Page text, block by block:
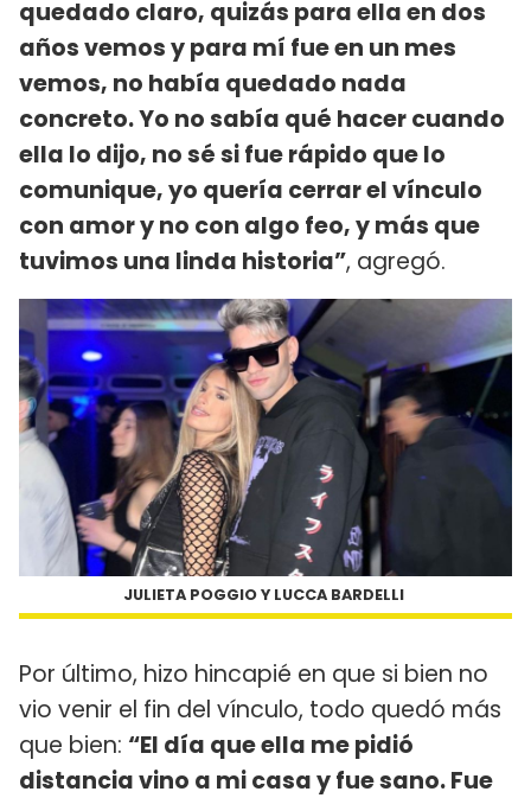
quedado claro, quizás para ella en dos
años vemos y para mí fue en un mes
vemos, no había quedado nada
concreto. Yo no sabía qué hacer cuando
ella lo dijo, no sé si fue rápido que lo
comunique, yo quería cerrar el vínculo
con amor y no con algo feo, y más que
tuvimos una linda historia”, agregó.
JULIETA POGGIO Y LUCCA BARDELLI
Por último, hizo hincapié en que si bien no
vio venir el fin del vínculo, todo quedó más
que bien: “El día que ella me pidió
distancia vino a mi casa y fue sano. Fue